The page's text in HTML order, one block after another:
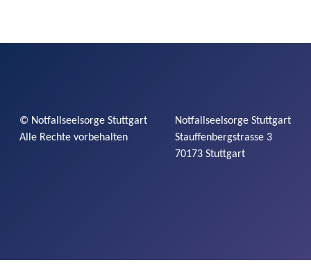
© Notfallseelsorge Stuttgart
Alle Rechte vorbehalten
Notfallseelsorge Stuttgart
Stauffenbergstrasse 3
70173 Stuttgart